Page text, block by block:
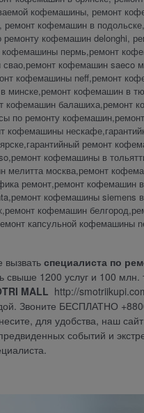
кофемашины, ремонт
кофемашин в
кофемашин delonghi,
пермь,ремонт
кофемашин saeco
кофемашины neff,ремонт
кофемашин в
кофемашин балашиха,ремонт
по ремонту
кофемашины
ремонт
кофемашины в
москва,ремонт
ремонт,ремонт кофемашин
кофемашины siemens в
кофемашин
капсульной кофемашины
вызвать специалиста по
свыше 1200 услуг и 100
MALL http://
Звоните БЕСПЛАТНО
для удобства, наш
событий и